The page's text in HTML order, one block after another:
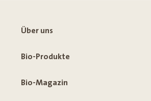
Über uns
Bio-Produkte
Bio-Magazin